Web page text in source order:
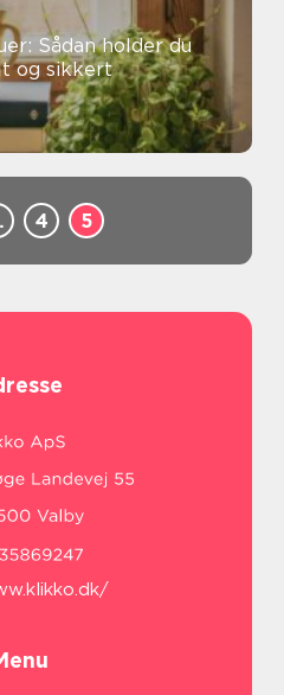
Sådan holder du
og sikkert
4 5